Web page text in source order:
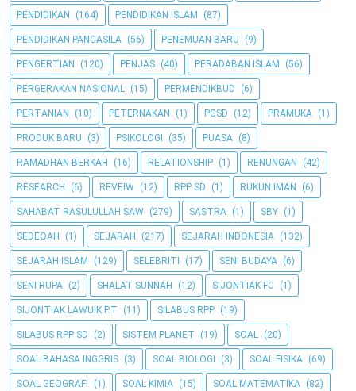
PENDIDIKAN (164) PENDIDIKAN ISLAM (87)
PENDIDIKAN PANCASILA (56) PENEMUAN BARU (9)
PENGERTIAN (120) PENJAS (40) PERADABAN ISLAM (56)
PERGERAKAN NASIONAL (15) PERMENDIKBUD (6)
PERTANIAN (10) PETERNAKAN (1) PGSD (12) PRAMUKA (1)
PRODUK BARU (3) PSIKOLOGI (35) PUASA (8)
RAMADHAN BERKAH (16) RELATIONSHIP (1) RENUNGAN (42)
RESEARCH (6) REVEIW (12) RPP SD (1) RUKUN IMAN (6)
SAHABAT RASULULLAH SAW (279) SASTRA (1) SBY (1)
SEDEQAH (1) SEJARAH (217) SEJARAH INDONESIA (132)
SEJARAH ISLAM (129) SELEBRITI (17) SENI BUDAYA (6)
SENI RUPA (2) SHALAT SUNNAH (12) SIJONTIAK FC (1)
SIJONTIAK LAWUIK P.T (11) SILABUS RPP (19)
SILABUS RPP SD (2) SISTEM PLANET (19) SOAL (20)
SOAL BAHASA INGGRIS (3) SOAL BIOLOGI (3) SOAL FISIKA (69)
SOAL GEOGRAFI (1) SOAL KIMIA (15) SOAL MATEMATIKA (82)